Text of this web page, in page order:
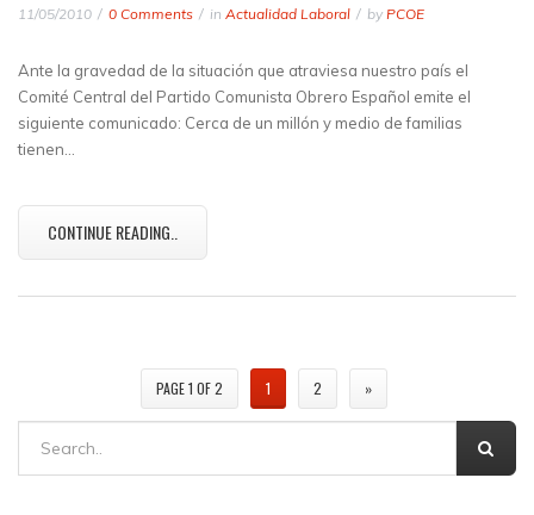
11/05/2010 0 Comments in Actualidad Laboral by PCOE
Ante la gravedad de la situación que atraviesa nuestro país el
Comité Central del Partido Comunista Obrero Español emite el
siguiente comunicado: Cerca de un millón y medio de familias
tienen…
CONTINUE READING..
PAGE 1 OF 2 1 2 »